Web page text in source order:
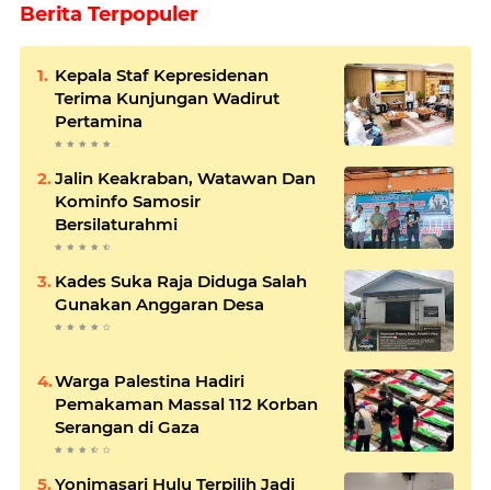
Berita Terpopuler
Kepala Staf Kepresidenan
Terima Kunjungan Wadirut
Pertamina
Jalin Keakraban, Watawan Dan
Kominfo Samosir
Bersilaturahmi
Kades Suka Raja Diduga Salah
Gunakan Anggaran Desa
Warga Palestina Hadiri
Pemakaman Massal 112 Korban
Serangan di Gaza
Yonimasari Hulu Terpilih Jadi